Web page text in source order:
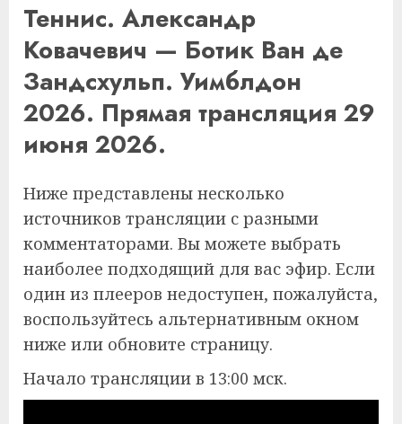
Теннис. Александр
Ковачевич — Ботик Ван де
Зандсхульп. Уимблдон
2026. Прямая трансляция 29
июня 2026.
Ниже представлены несколько
источников трансляции с разными
комментаторами. Вы можете выбрать
наиболее подходящий для вас эфир. Если
один из плееров недоступен, пожалуйста,
воспользуйтесь альтернативным окном
ниже или обновите страницу.
Начало трансляции в 13:00 мск.